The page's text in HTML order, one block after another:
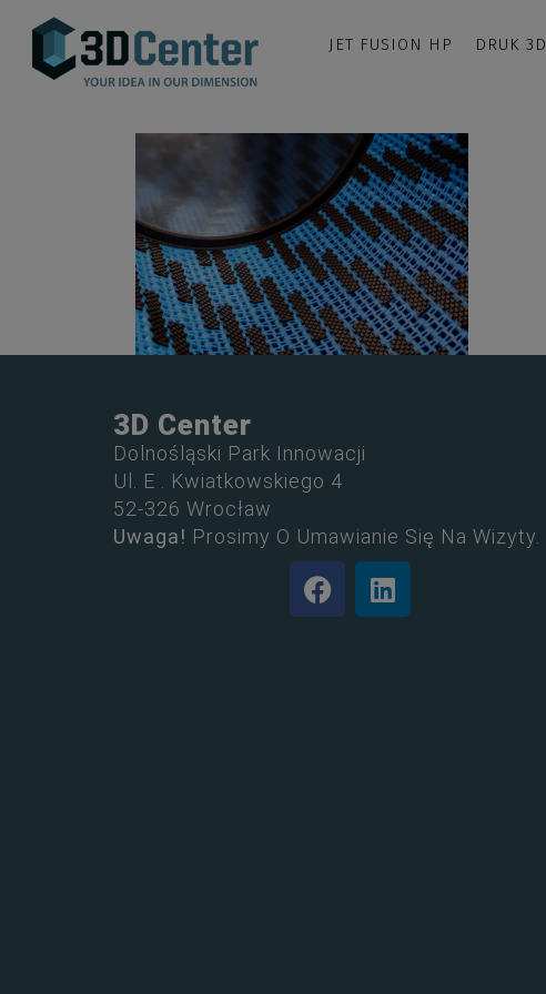
JET FUSION HP DRUK 3D
3D Center
Dolnośląski Park Innowacji
Ul. E . Kwiatkowskiego 4
52-326 Wrocław
Uwaga! Prosimy O Umawianie Się Na Wizyty.